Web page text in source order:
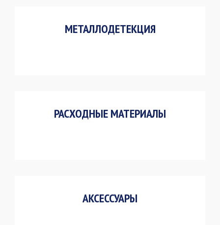
МЕТАЛЛОДЕТЕКЦИЯ
РАСХОДНЫЕ МАТЕРИАЛЫ
АКСЕССУАРЫ